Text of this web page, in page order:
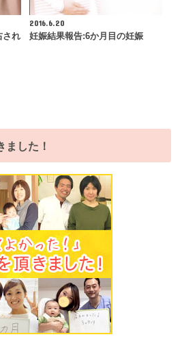
され
2016.6.20
妊娠結果報告:6か月目の妊娠
ました！